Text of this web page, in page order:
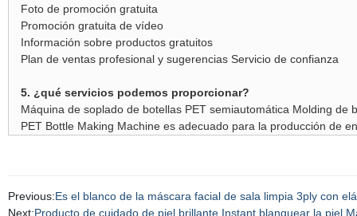
Foto de promoción gratuita
Promoción gratuita de vídeo
Información sobre productos gratuitos
Plan de ventas profesional y sugerencias Servicio de confianza
5. ¿qué servicios podemos proporcionar?
Máquina de soplado de botellas PET semiautomática Molding de
PET Bottle Making Machine es adecuado para la producción de
Previous:Es el blanco de la máscara facial de sala limpia 3ply con
Next:Producto de cuidado de piel brillante Instant blanquear la piel